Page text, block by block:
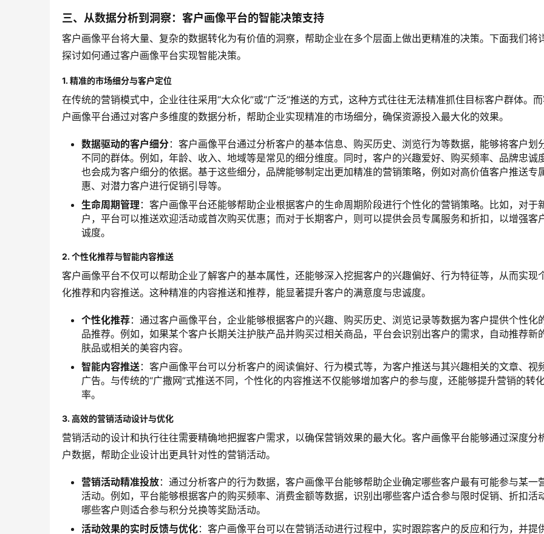
三、从数据分析到洞察：客户画像平台的智能决策支持
客户画像平台将大量、复杂的数据转化为有价值的洞察，帮助企业在多个层面上做出更精准的决策。下面我们将
探讨如何通过客户画像平台实现智能决策。
1. 精准的市场细分与客户定位
在传统的营销模式中，企业往往采用“大众化”或“广泛”推送的方式，这种方式往往无法精准抓住目标客户群体。
户画像平台通过对客户多维度的数据分析，帮助企业实现精准的市场细分，确保资源投入最大化的效果。
数据驱动的客户细分：客户画像平台通过分析客户的基本信息、购买历史、浏览行为等数据，能够将客户划
不同的群体。例如，年龄、收入、地域等是常见的细分维度。同时，客户的兴趣爱好、购买频率、品牌忠诚
也会成为客户细分的依据。基于这些细分，品牌能够制定出更加精准的营销策略，例如对高价值客户推送专
惠、对潜力客户进行促销引导等。
生命周期管理 ：客户画像平台还能够帮助企业根据客户的生命周期阶段进行个性化的营销策略。比如，对于
户，平台可以推送欢迎活动或首次购买优惠；而对于长期客户，则可以提供会员专属服务和折扣，以增强客
诚度。
2. 个性化推荐与智能内容推送
客户画像平台不仅可以帮助企业了解客户的基本属性，还能够深入挖掘客户的兴趣偏好、行为特征等，从而实现
化推荐和内容推送。这种精准的内容推送和推荐，能显著提升客户的满意度与忠诚度。
个性化推荐：通过客户画像平台，企业能够根据客户的兴趣、购买历史、浏览记录等数据为客户提供个性化
品推荐。例如，如果某个客户长期关注护肤产品并购买过相关商品，平台会识别出客户的需求，自动推荐新
肤品或相关的美容内容。
智能内容推送：客户画像平台可以分析客户的阅读偏好、行为模式等，为客户推送与其兴趣相关的文章、视
广告。与传统的“广撒网”式推送不同，个性化的内容推送不仅能够增加客户的参与度，还能够提升营销的转
率。
3. 高效的营销活动设计与优化
营销活动的设计和执行往往需要精确地把握客户需求，以确保营销效果的最大化。客户画像平台能够通过深度分
户数据，帮助企业设计出更具针对性的营销活动。
营销活动精准投放：通过分析客户的行为数据，客户画像平台能够帮助企业确定哪些客户最有可能参与某一
活动。例如，平台能够根据客户的购买频率、消费金额等数据，识别出哪些客户适合参与限时促销、折扣活动
哪些客户则适合参与积分兑换等奖励活动。
活动效果的实时反馈与优化：客户画像平台可以在营销活动进行过程中，实时跟踪客户的反应和行为，并提